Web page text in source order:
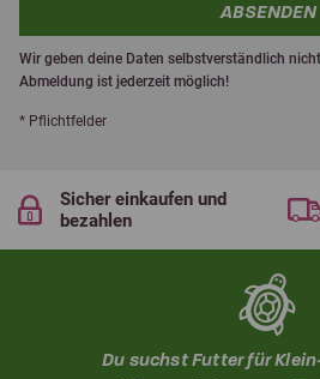
ABSENDEN
Wir geben deine Daten selbstverständlich
Abmeldung ist jederzeit möglich!
* Pflichtfelder
Sicher einkaufen und
bezahlen
Du suchst Futter für